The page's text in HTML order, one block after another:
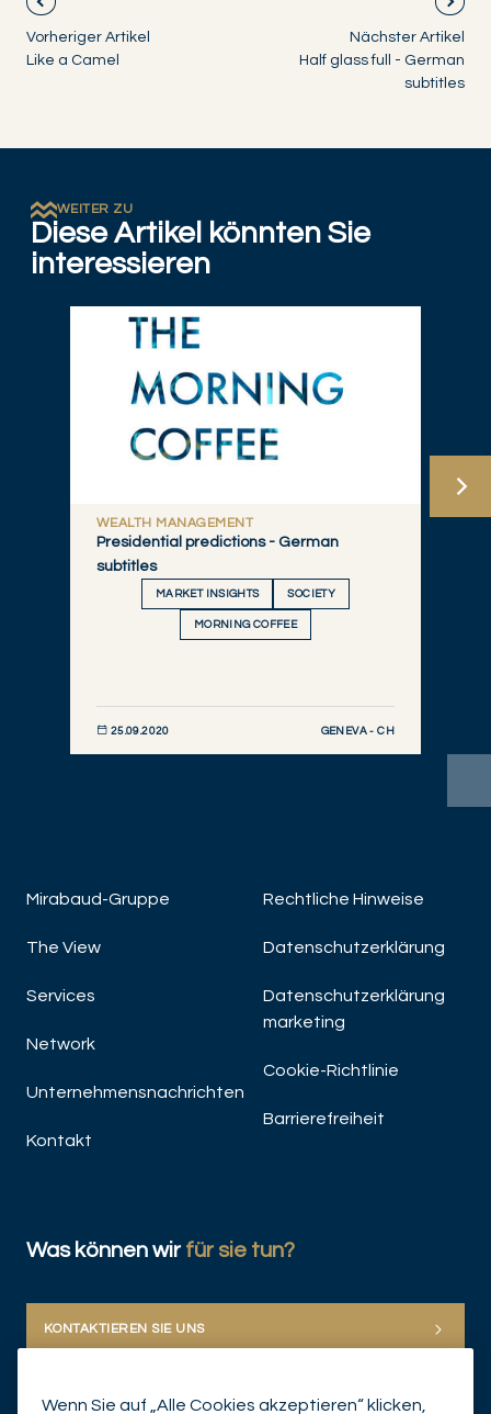
Vorheriger Artikel
Like a Camel
Nächster Artikel
Half glass full - German
subtitles
WEITER ZU
Diese Artikel könnten Sie
interessieren
WEALTH MANAGEMENT
Presidential predictions - German
subtitles
MARKET INSIGHTS SOCIETY
MORNING COFFEE
25.09.2020 GENEVA - CH
Mirabaud-Gruppe
The View
Services
Network
Unternehmensnachrichten
Kontakt
Rechtliche Hinweise
Datenschutzerklärung
Datenschutzerklärung
marketing
Cookie-Richtlinie
Barrierefreiheit
Was können wir für sie tun?
KONTAKTIEREN SIE UNS
Wenn Sie auf „Alle Cookies akzeptieren“ klicken,